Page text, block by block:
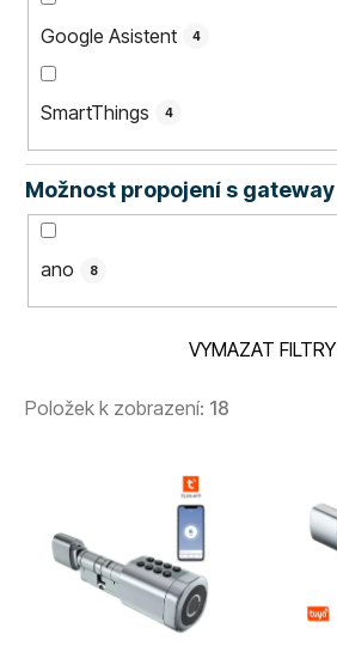
Google Asistent 4
SmartThings 4
Možnost propojení s gateway
ano 8
VYMAZAT FILTRY
Položek k zobrazení: 18